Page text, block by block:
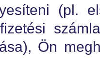
(pl.
Ön